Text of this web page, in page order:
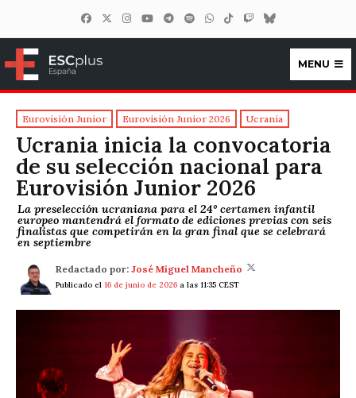
ESCplus España
MENU
Eurovisión Junior Eurovisión Junior 2026 Ucrania
Ucrania inicia la convocatoria
de su selección nacional para
Eurovisión Junior 2026
La preselección ucraniana para el 24º certamen infantil
europeo mantendrá el formato de ediciones previas con seis
finalistas que competirán en la gran final que se celebrará
en septiembre
Redactado por: José Miguel Mancheño
Publicado el 16 de junio de 2026 a las 11:35 CEST